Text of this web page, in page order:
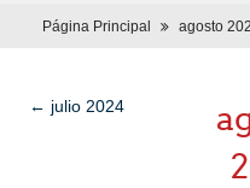
ESPAÑOL -
Página Principal agosto
← julio 2024